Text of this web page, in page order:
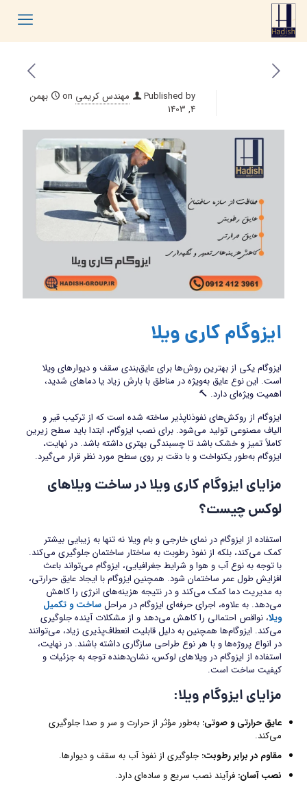
Published by مهندس کریمی on
بهمن
4, 1403
ایزوگام کاری ویلا
ایزوگام یکی از بهترین روش‌ها برای عایق‌بندی سقف و دیوارهای ویلا
است. این نوع عایق به‌ویژه در مناطق با بارش زیاد یا دماهای شدید،
اهمیت ویژه‌ای دارد. 🔨
ایزوگام از روکش‌های نفوذناپذیر ساخته شده است که از ترکیب قیر و
الیاف مصنوعی تولید می‌شود. برای نصب ایزوگام، ابتدا باید سطح زیرین
کاملاً تمیز و خشک باشد تا چسبندگی بهتری داشته باشد. در نهایت،
ایزوگام به‌طور یکنواخت و با دقت بر روی سطح مورد نظر قرار می‌گیرد.
مزایای ایزوگام کاری ویلا در ساخت ویلاهای
لوکس چیست؟
استفاده از ایزوگام در نمای خارجی و بام ویلا نه تنها به زیبایی بیشتر
کمک می‌کند، بلکه از نفوذ رطوبت به ساختار ساختمان جلوگیری می‌کند.
با توجه به نوع آب و هوا و شرایط جغرافیایی، ایزوگام می‌تواند باعث
افزایش طول عمر ساختمان شود. همچنین ایزوگام با ایجاد عایق حرارتی،
به مدیریت دما کمک می‌کند و در نتیجه هزینه‌های انرژی را کاهش
می‌دهد. به علاوه، اجرای حرفه‌ای ایزوگام در مراحلساخت و تکمیل
ویلا، نواقص احتمالی را کاهش می‌دهد و از مشکلات آینده جلوگیری
می‌کند. ایزوگام‌ها همچنین به دلیل قابلیت انعطاف‌پذیری زیاد، می‌توانند
در انواع پروژه‌ها و با هر نوع طراحی سازگاری داشته باشند. در نهایت،
استفاده از ایزوگام در ویلاهای لوکس، نشان‌دهنده توجه به جزئیات و
کیفیت ساخت است.
مزایای ایزوگام ویلا:
عایق حرارتی و صوتی: به‌طور مؤثر از حرارت و سر و صدا جلوگیری
می‌کند.
مقاوم در برابر رطوبت: جلوگیری از نفوذ آب به سقف و دیوارها.
نصب آسان: فرآیند نصب سریع و ساده‌ای دارد.